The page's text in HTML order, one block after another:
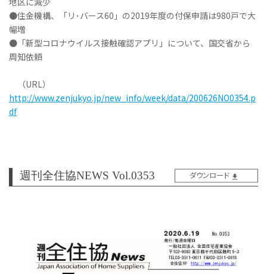
●住金機構、「リ･バース60」の2019年度の付保申請は980戸で大
幅増
●「新型コロナウイルス接触確認アプリ」について、国交省から
周知依頼
（URL）
http://www.zenjukyo.jp/new_info/week/data/200626NO0354.p
df
週刊全住協NEWS Vol.0353 ダウンロード